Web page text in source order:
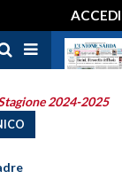
ACCEDI
2024-2025